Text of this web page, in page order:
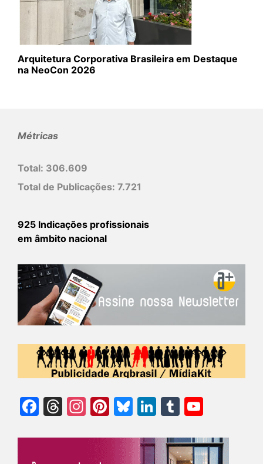
Arquitetura Corporativa Brasileira em Destaque
na NeoCon 2026
Métricas
Total: 306.609
Total de Publicações: 7.721
925 Indicações profissionais
em âmbito nacional
Facebook
Threads
Instagram
Pinterest
Bluesky
LinkedIn
Tumblr